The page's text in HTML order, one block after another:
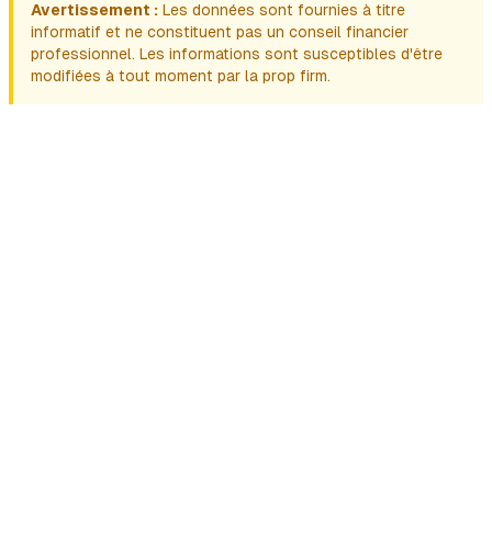
Avertissement : Les données sont fournies à titre
informatif et ne constituent pas un conseil financier
professionnel. Les informations sont susceptibles d'être
modifiées à tout moment par la prop firm.